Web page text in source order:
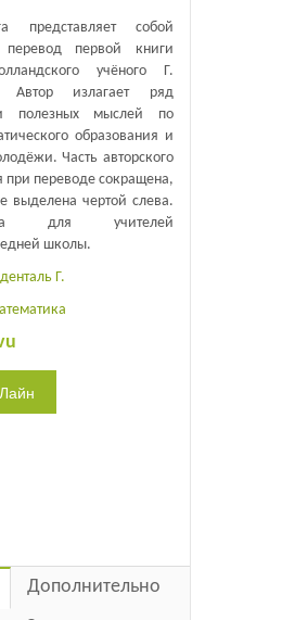
представляет собой
перевод первой книги
учёного Г.
Автор излагает ряд
полезных мыслей по
образования и
Часть авторского
при переводе сокращена,
выделена чертой слева.
для учителей
школы.
Г.
Дополнительно